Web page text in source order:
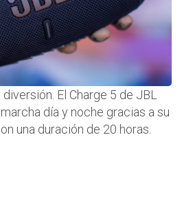
El Charge 5 de JBL
día y noche gracias a su
una duración de 20 horas.